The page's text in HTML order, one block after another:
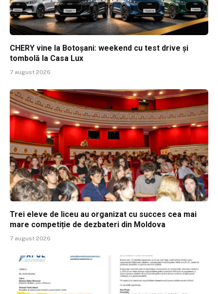
CHERY vine la Botoșani: weekend cu test drive și
tombolă la Casa Lux
7 august 2026
Trei eleve de liceu au organizat cu succes cea mai
mare competiție de dezbateri din Moldova
7 august 2026